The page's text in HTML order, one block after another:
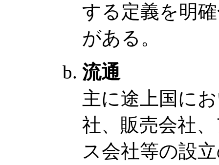
する定義を明
がある。
流通
主に途上国に
社、販売会社
ス会社等の設